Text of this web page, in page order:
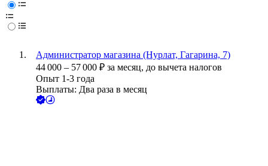
Администратор магазина (Нурлат, Гагарина, 7)
44 000 – 57 000 ₽ за месяц, до вычета налогов
Опыт 1-3 года
Выплаты: Два раза в месяц